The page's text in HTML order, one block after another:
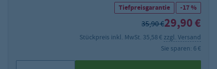
Tiefpreisgarantie -17 %
35,90 €29,90 €
Stückpreis inkl. MwSt. 35,58 € zzgl. Versand
Sie sparen: 6 €